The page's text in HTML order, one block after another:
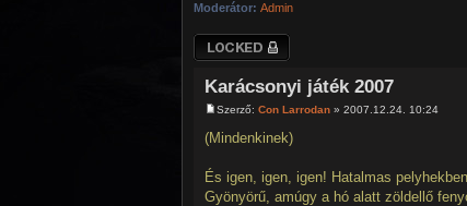
Moderátor: Admin
Téma lezárva
Karácsonyi játék 2007
Szerző: Con Larrodan » 2007.12.24. 10:24
(Mindenkinek)
És igen, igen, igen! Hatalmas
Gyönyörű, amúgy a hó alatt zöldellő